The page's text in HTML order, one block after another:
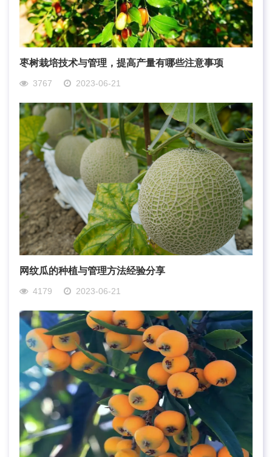
枣树栽培技术与管理，提高产量有哪些注意事项
3767 2023-06-21
网纹瓜的种植与管理方法经验分享
4179 2023-06-21